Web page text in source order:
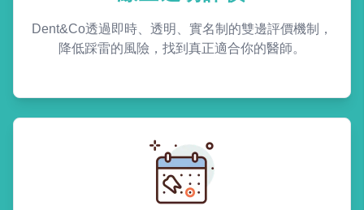
Dent&Co透過即時、透明、實名制的雙邊評價機制，
降低踩雷的風險，找到真正適合你的醫師。